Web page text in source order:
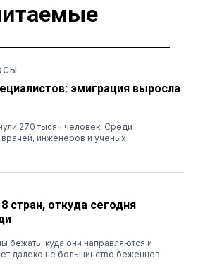
эмиграция выросла
270 тысяч человек. Среди
инженеров и ученых
стран, откуда сегодня
куда они направляются и
далеко не большинство беженцев